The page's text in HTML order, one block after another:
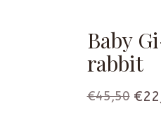
Baby
rabbit
€45,50